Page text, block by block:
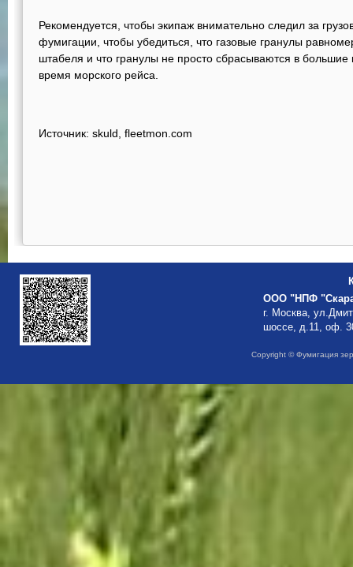
Рекомендуется, чтобы экипаж внимательно следил за
фумигации, чтобы убедиться, что газовые гранулы
штабеля и что гранулы не просто сбрасываются в большие
время морского рейса.
Источник: skuld, fleetmon.com
ООО "НПФ
г. Москва,
шоссе, д.11, оф.
Copyright © Фумигация